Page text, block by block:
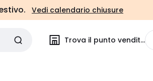
Vedi calendario chiusure
Trova il punto vendita